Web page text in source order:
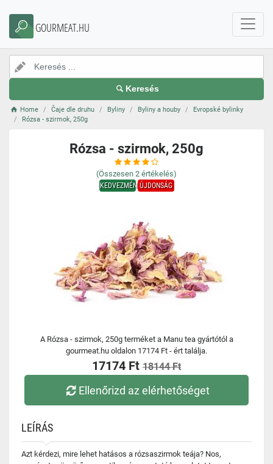
GOURMEAT.HU
Keresés
Home Čaje dle druhu Byliny Byliny a houby
Evropské bylinky
Rózsa - szirmok, 250g
Rózsa - szirmok, 250g
(Összesen 2 értékelés)
KEDVEZMÉNYÚJDONSÁG
A Rózsa - szirmok, 250g terméket a Manu tea gyártótól a
gourmeat.hu oldalon 17174 Ft - ért találja.
17174 Ft 18144 Ft
Ellenőrizd az elérhetőséget
LEÍRÁS
Azt kérdezi, mire lehet hatásos a rózsaszirmok teája? Nos,